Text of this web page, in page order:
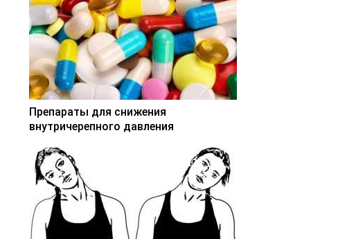
Препараты для снижения
внутричерепного давления